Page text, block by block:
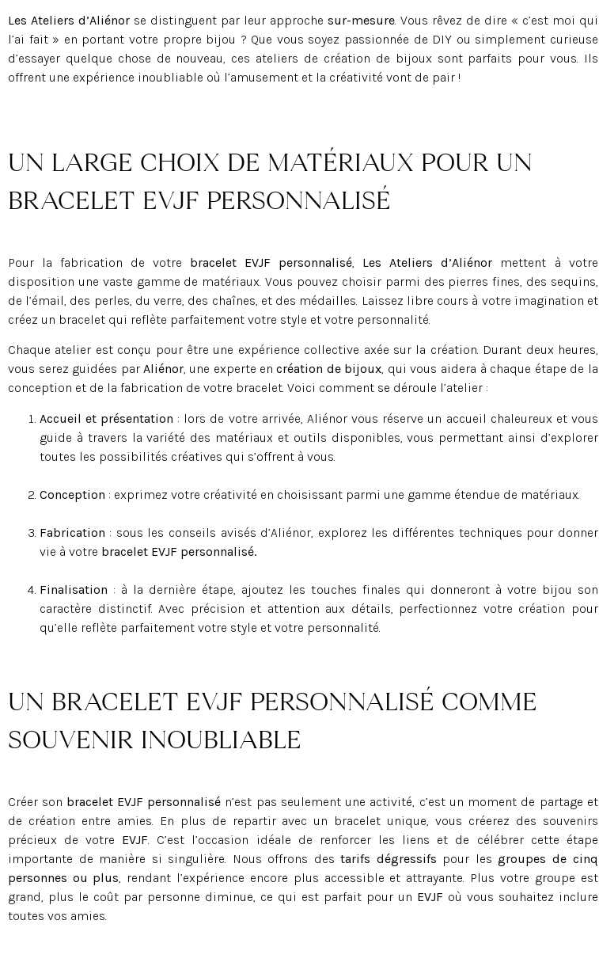
Les Ateliers d’Aliénor se distinguent par leur approche sur-mesure . Vous rêvez de dire « c’est moi qui
l’ai fait » en portant votre propre bijou ? Que vous soyez passionnée de DIY ou simplement curieuse
d’essayer quelque chose de nouveau, ces ateliers de création de bijoux sont parfaits pour vous. Ils
offrent une expérience inoubliable où l’amusement et la créativité vont de pair !
UN LARGE CHOIX DE MATÉRIAUX POUR UN
BRACELET EVJF PERSONNALISÉ
Pour la fabrication de votre bracelet EVJF personnalisé, Les Ateliers d’Aliénor mettent à votre
disposition une vaste gamme de matériaux. Vous pouvez choisir parmi des pierres fines, des sequins,
de l’émail, des perles, du verre, des chaînes, et des médailles. Laissez libre cours à votre imagination et
créez un bracelet qui reflète parfaitement votre style et votre personnalité.
Chaque atelier est conçu pour être une expérience collective axée sur la création. Durant deux heures,
vous serez guidées par Aliénor, une experte en création de bijoux, qui vous aidera à chaque étape de la
conception et de la fabrication de votre bracelet. Voici comment se déroule l’atelier :
Accueil et présentation : lors de votre arrivée, Aliénor vous réserve un accueil chaleureux et vous
guide à travers la variété des matériaux et outils disponibles, vous permettant ainsi d’explorer
toutes les possibilités créatives qui s’offrent à vous.
Conception : exprimez votre créativité en choisissant parmi une gamme étendue de matériaux.
Fabrication : sous les conseils avisés d’Aliénor, explorez les différentes techniques pour donner
vie à votre bracelet EVJF personnalisé.
Finalisation : à la dernière étape, ajoutez les touches finales qui donneront à votre bijou son
caractère distinctif. Avec précision et attention aux détails, perfectionnez votre création pour
qu’elle reflète parfaitement votre style et votre personnalité.
UN BRACELET EVJF PERSONNALISÉ COMME
SOUVENIR INOUBLIABLE
Créer son bracelet EVJF personnalisé n’est pas seulement une activité, c’est un moment de partage et
de création entre amies. En plus de repartir avec un bracelet unique, vous créerez des souvenirs
précieux de votre EVJF. C’est l’occasion idéale de renforcer les liens et de célébrer cette étape
importante de manière si singulière. Nous offrons des tarifs dégressifs pour les groupes de cinq
personnes ou plus, rendant l’expérience encore plus accessible et attrayante. Plus votre groupe est
grand, plus le coût par personne diminue, ce qui est parfait pour un EVJF où vous souhaitez inclure
toutes vos amies.